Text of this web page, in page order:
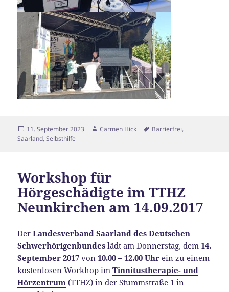
Veröffentlicht
am
11. September 2023 Autor
Carmen Hick Schlagwörter
Barrierfrei,
Saarland,Selbsthilfe
Workshop für
Hörgeschädigte im TTHZ
Neunkirchen am 14.09.2017
DerLandesverband Saarland des Deutschen
Schwerhörigenbundes lädt am Donnerstag, dem14.
September 2017von 10.00 – 12.00 Uhr ein zu einem
kostenlosen Workhop imTinnitustherapie- und
Hörzentrum (TTHZ) in der Stummstraße 1 in